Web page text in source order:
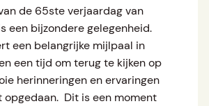
de 65ste verjaardag van
een bijzondere gelegenheid.
een belangrijke mijlpaal in
een tijd om terug te kijken op
herinneringen en ervaringen
opgedaan. Dit is een moment